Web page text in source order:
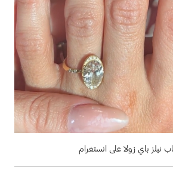
نيلز باي زولا على انستغرام